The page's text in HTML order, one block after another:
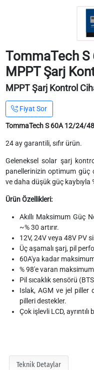
TommaTech
MPPT Şarj
MPPT Şarj Kontrol
Fiyat Sor
TommaTech S 60A 12/24/
24 ay garantili, sıfır ürün.
Geleneksel solar şarj
panellerinizin optimum güç
ve daha düşük güç kaybıyla
Ürün Özellikleri:
Akıllı Maksimum Güç
~% 30 artırır.
12V, 24V veya 48V PV
Üç aşamalı şarj, pil
60A'ya kadar
% 98'e varan
Pil sıcaklık sensörü
Islak, AGM ve jel piller
pilleri destekler.
Çok işlevli LCD,
Teknik Detaylar